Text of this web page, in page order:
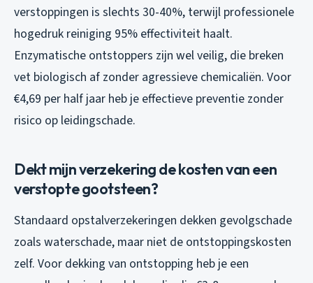
verstoppingen is slechts 30-40%, terwijl professionele
hogedruk reiniging 95% effectiviteit haalt.
Enzymatische ontstoppers zijn wel veilig, die breken
vet biologisch af zonder agressieve chemicaliën. Voor
€4,69 per half jaar heb je effectieve preventie zonder
risico op leidingschade.
Dekt mijn verzekering de kosten van een
verstopte gootsteen?
Standaard opstalverzekeringen dekken gevolgschade
zoals waterschade, maar niet de ontstoppingskosten
zelf. Voor dekking van ontstopping heb je een